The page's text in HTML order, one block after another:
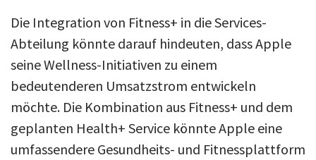
Die Integration von Fitness+ in die Services-
Abteilung könnte darauf hindeuten, dass Apple
seine Wellness-Initiativen zu einem
bedeutenderen Umsatzstrom entwickeln
möchte. Die Kombination aus Fitness+ und dem
geplanten Health+ Service könnte Apple eine
umfassendere Gesundheits- und Fitnessplattform